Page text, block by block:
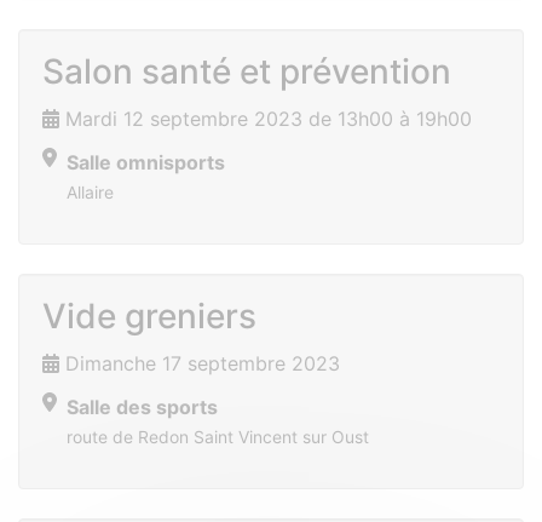
Salon santé et prévention
Mardi 12 septembre 2023 de 13h00 à 19h00
Salle omnisports
Allaire
Vide greniers
Dimanche 17 septembre 2023
Salle des sports
route de Redon Saint Vincent sur Oust